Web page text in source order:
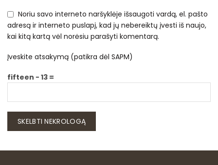
Noriu savo interneto naršyklėje išsaugoti vardą, el. pašto
adresą ir interneto puslapį, kad jų nebereiktų įvesti iš naujo,
kai kitą kartą vėl norėsiu parašyti komentarą.
Įveskite atsakymą (patikra dėl SAPM)
fifteen − 13 =